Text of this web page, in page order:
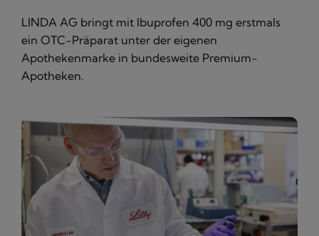
LINDA AG bringt mit Ibuprofen 400 mg erstmals
ein OTC-Präparat unter der eigenen
Apothekenmarke in bundesweite Premium-
Apotheken.